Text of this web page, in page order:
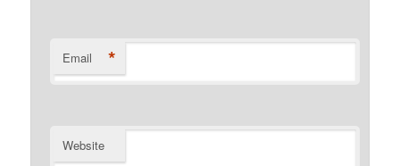
Email *
Website